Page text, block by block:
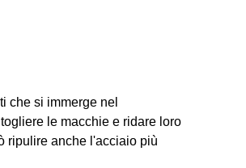
che si immerge nel
le macchie e ridare loro
ripulire anche l'acciaio più